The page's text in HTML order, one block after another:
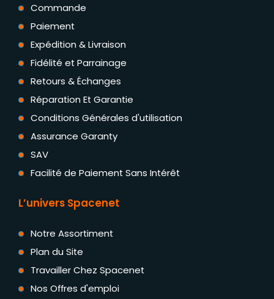
Commande
Paiement
Expédition & Livraison
Fidélité et Parrainage
Retours & Échanges
Réparation Et Garantie
Conditions Générales d'utilisation
Assurance Garanty
SAV
Facilité de Paiement Sans Intérêt
L’univers Spacenet
Notre Assortiment
Plan du Site
Travailler Chez Spacenet
Nos Offres d'emploi